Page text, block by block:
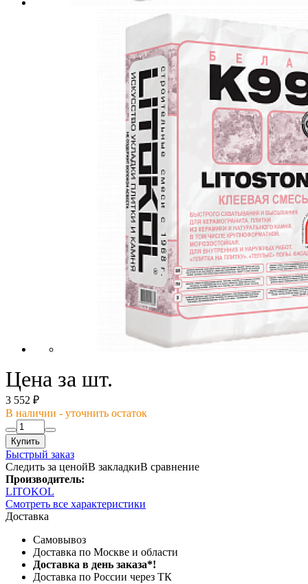
Цена за шт.
3 552 ₽
В наличии - уточнить остаток
Купить
Быстрый заказ
Следить за ценойВ закладкиВ сравнение
Производитель:
LITOKOL
Смотреть все характеристики
Доставка
Самовывоз
Доставка по Москве и области
Доставка в день заказа*!
Доставка по России через ТК